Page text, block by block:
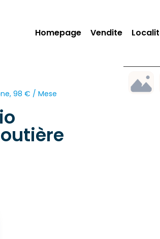
Homepage Vendite
98 € / Mese